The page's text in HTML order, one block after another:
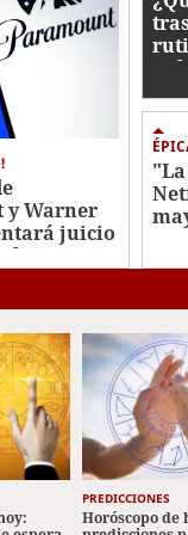
y Warner
juicio
en 2027
PREDICCIONES
Horóscopo de